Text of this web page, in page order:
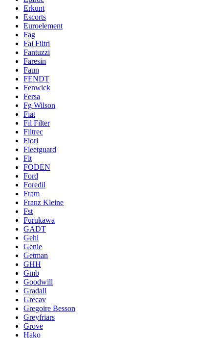
Erkunt
Escorts
Euroelement
Fag
Fai Filtri
Fantuzzi
Faresin
Faun
FENDT
Fenwick
Fersa
Fg Wilson
Fiat
Fil Filter
Filtrec
Fiori
Fleetguard
Flt
FODEN
Ford
Foredil
Fram
Franz Kleine
Fst
Furukawa
GADT
Gehl
Genie
Getman
GHH
Gmb
Goodwill
Gradall
Grecav
Gregoire Besson
Greyfriars
Grove
Hako